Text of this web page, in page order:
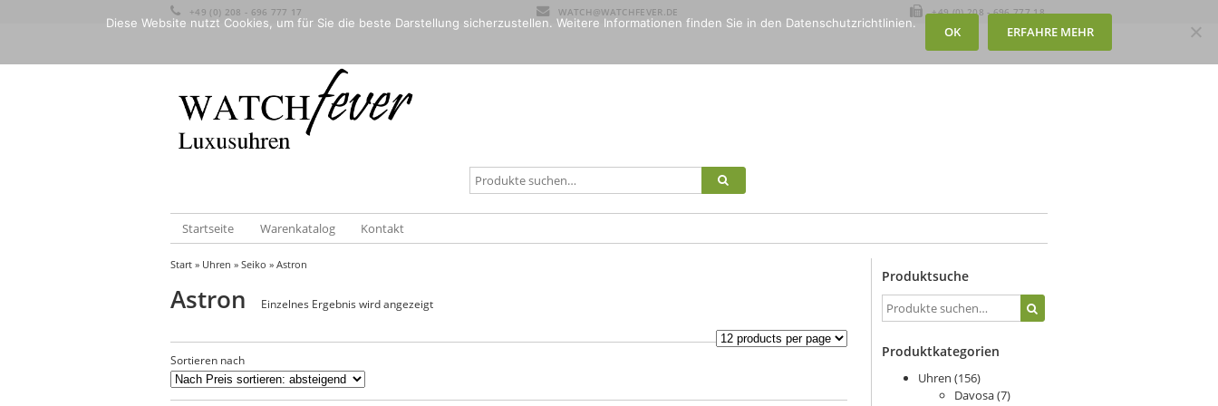
+49 (0) 208 - 696 777 17 WATCH@WATCHFEVER.DE +49 (0) 208 - 696 777 18
Startseite Warenkatalog Kontakt
Start » Uhren » Seiko » Astron
Astron Einzelnes Ergebnis wird angezeigt
Sortieren nach
Produktsuche
Produktkategorien
Uhren (156)
Davosa(7)
Diese Website nutzt Cookies, um für Sie die beste Darstellung sicherzustellen. Weitere Informationen finden Sie in den Datenschutzrichtlinien.
OK ERFAHRE MEHR